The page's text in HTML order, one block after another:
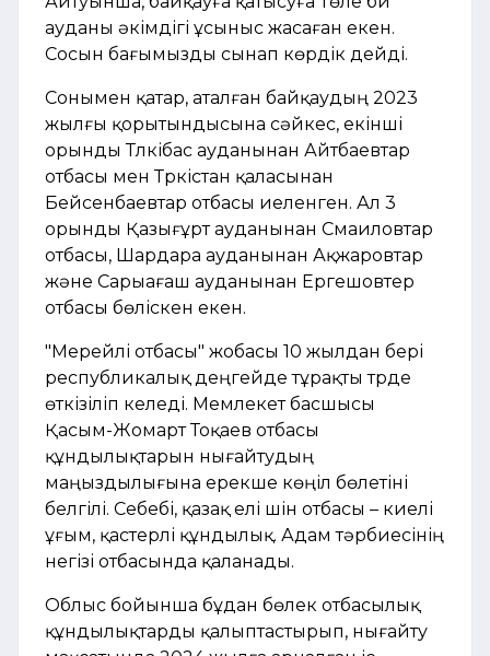
ауданы әкімдігі ұсыныс жасаған екен.
Сосын бағымызды сынап көрдік дейді.
Сонымен қатар, аталған байқаудың 2023
жылғы қорытындысына сәйкес, екінші
орынды Түлкібас ауданынан Айтбаевтар
отбасы мен Түркістан қаласынан
Бейсенбаевтар отбасы иеленген. Ал 3
орынды Қазығұрт ауданынан Смаиловтар
отбасы, Шардара ауданынан Ақжаровтар
және Сарыағаш ауданынан Ергешовтер
отбасы бөліскен екен.
"Мерейлі отбасы" жобасы 10 жылдан бері
республикалық деңгейде тұрақты түрде
өткізіліп келеді. Мемлекет басшысы
Қасым-Жомарт Тоқаев отбасы
құндылықтарын нығайтудың
маңыздылығына ерекше көңіл бөлетіні
белгілі. Себебі, қазақ елі үшін отбасы – киелі
ұғым, қастерлі құндылық. Адам тәрбиесінің
негізі отбасында қаланады.
Облыс бойынша бұдан бөлек отбасылық
құндылықтарды қалыптастырып, нығайту